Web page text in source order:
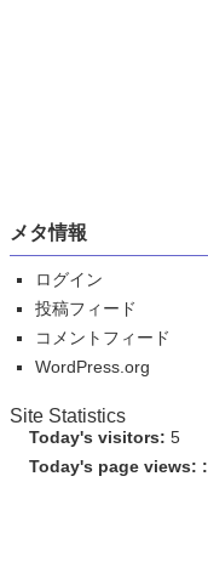
メタ情報
ログイン
投稿フィード
コメントフィード
WordPress.org
Site Statistics
Today's visitors: 5
Today's page views: :